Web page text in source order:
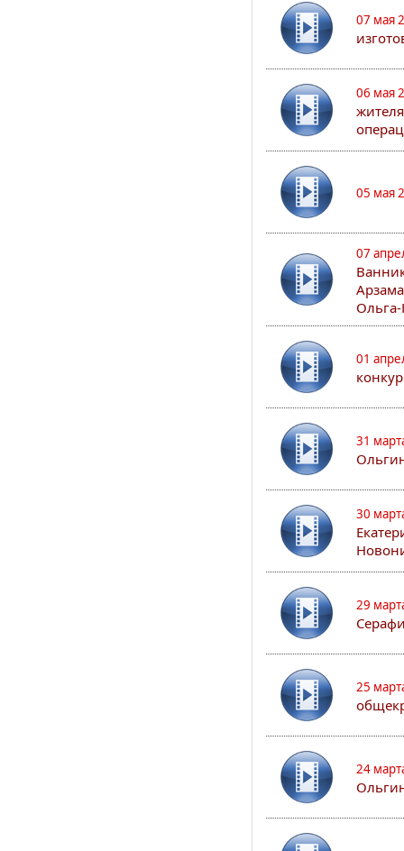
07 мая
06 мая
05 мая
07
01
31
30
29
25
24